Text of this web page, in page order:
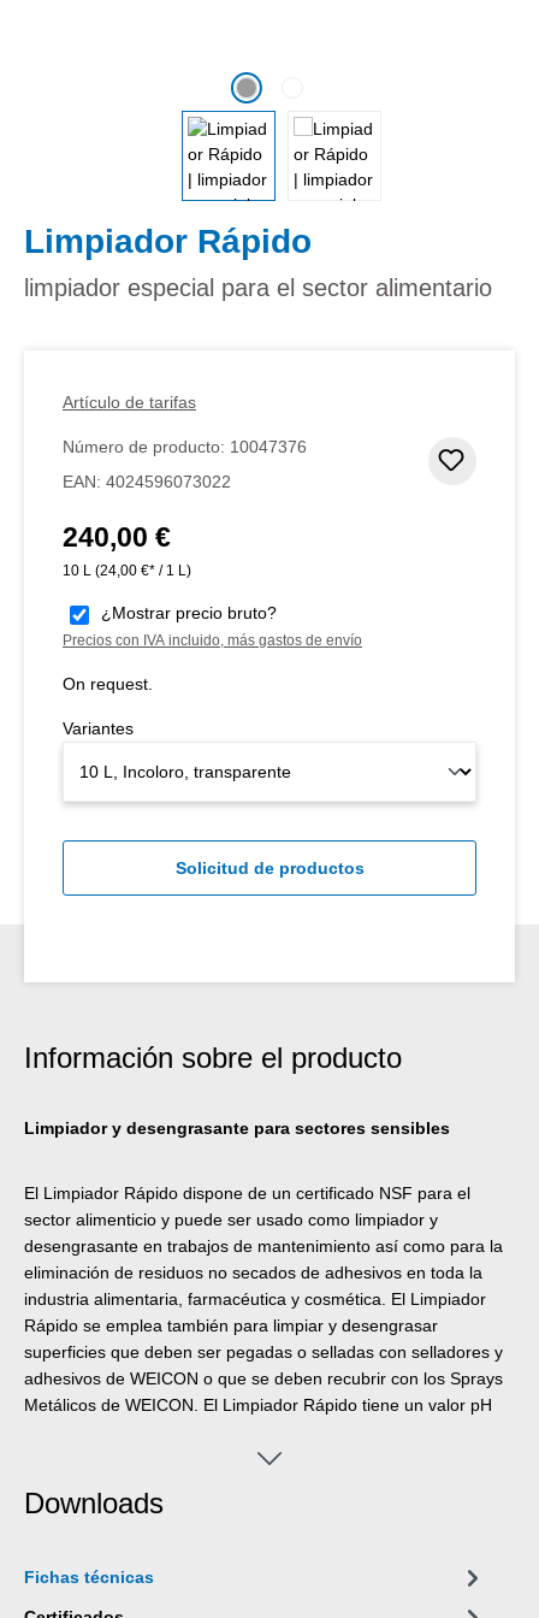
Limpiador Rápido
limpiador especial para el sector alimentario
Artículo de tarifas
Número de producto: 10047376
EAN: 4024596073022
Precio normal:
240,00 €
10 L (24,00 €* / 1 L)
¿Mostrar precio bruto?
Precios con IVA incluido, más gastos de envío
On request.
Variantes
Solicitud de productos
Información sobre el producto
Limpiador y desengrasante para sectores sensibles
El Limpiador Rápido dispone de un certificado NSF para el
sector alimenticio y puede ser usado como limpiador y
desengrasante en trabajos de mantenimiento así como para la
eliminación de residuos no secados de adhesivos en toda la
industria alimentaria, farmacéutica y cosmética. El Limpiador
Rápido se emplea también para limpiar y desengrasar
superficies que deben ser pegadas o selladas con selladores y
adhesivos de WEICON o que se deben recubrir con los Sprays
Metálicos de WEICON. El Limpiador Rápido tiene un valor pH
aplicado en diversos materiales, tales como p. ej. metal, vidrio,
Downloads
Fichas técnicas